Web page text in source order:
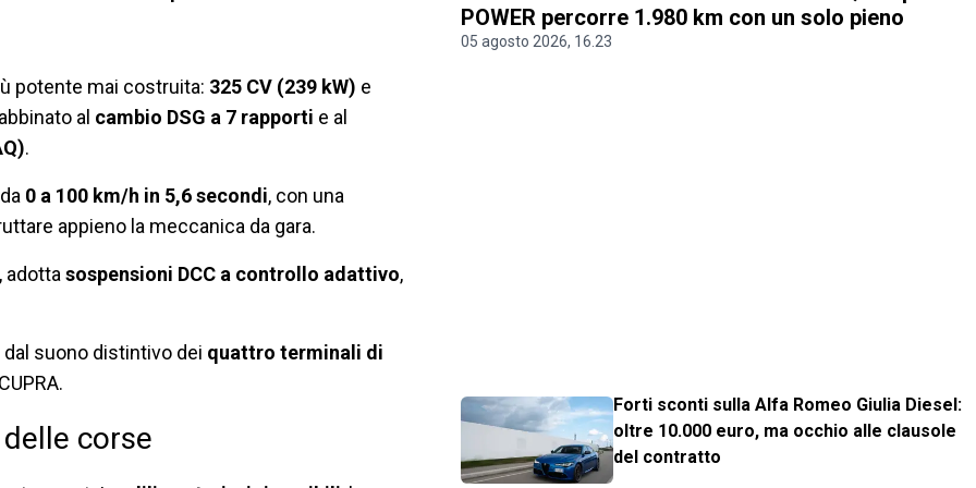
potente mai costruita: 325 CV (239 kW) e
al cambio DSG a 7 rapporti e al
.
0 a 100 km/h in 5,6 secondi, con una
appieno la meccanica da gara.
, adotta sospensioni DCC a controllo adattivo,
suono distintivo dei quattro terminali di
corse
POWER percorre 1.980 km con un solo pieno
05 agosto 2026, 16.23
Forti sconti sulla Alfa Romeo Giulia Diesel:
oltre 10.000 euro, ma occhio alle clausole
del contratto